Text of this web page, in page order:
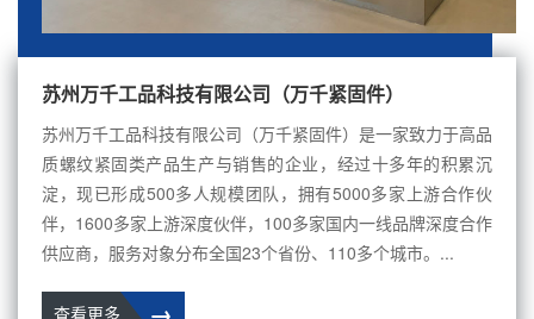
苏州万千工品科技有限公司（万千紧固件）
苏州万千工品科技有限公司（万千紧固件）是一家致力于高品
质螺纹紧固类产品生产与销售的企业，经过十多年的积累沉
淀，现已形成500多人规模团队，拥有5000多家上游合作伙
伴，1600多家上游深度伙伴，100多家国内一线品牌深度合作
供应商，服务对象分布全国23个省份、110多个城市。...
查看更多